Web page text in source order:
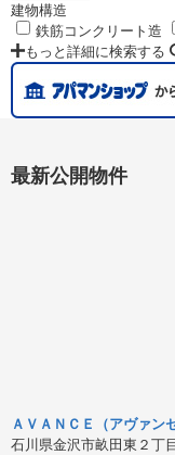
建物構造
鉄筋コンクリート造
もっと詳細に検索する
最新公開物件
ＡＶＡＮＣＥ（アヴァン
石川県金沢市畝田東２丁目